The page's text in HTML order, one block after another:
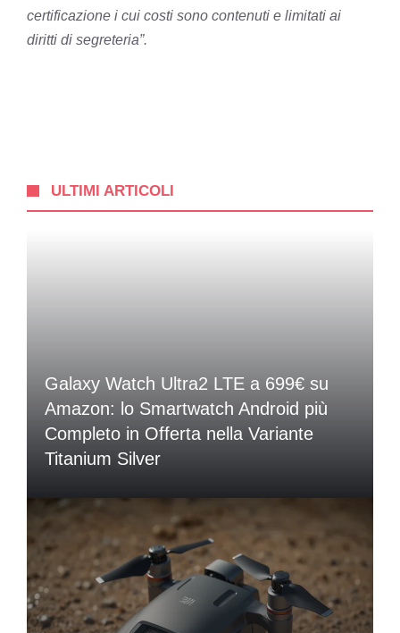
certificazione i cui costi sono contenuti e limitati ai
diritti di segreteria”.
ULTIMI ARTICOLI
Galaxy Watch Ultra2 LTE a 699€ su
Amazon: lo Smartwatch Android più
Completo in Offerta nella Variante
Titanium Silver